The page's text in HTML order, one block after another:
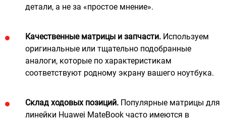
детали, а не за «простое мнение».
Качественные матрицы и запчасти. Используем
оригинальные или тщательно подобранные
аналоги, которые по характеристикам
соответствуют родному экрану вашего ноутбука.
Склад ходовых позиций. Популярные матрицы для
линейки Huawei MateBook часто имеются в